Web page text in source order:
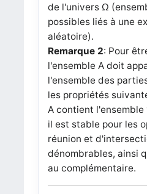
de l'univers Ω
possibles liés à une
aléatoire).
Remarque 2: Pour
l'ensemble A doit
l'ensemble des
les propriétés
A contient
il est stable pour les
réunion et
dénombrables, ainsi
au complémentaire.